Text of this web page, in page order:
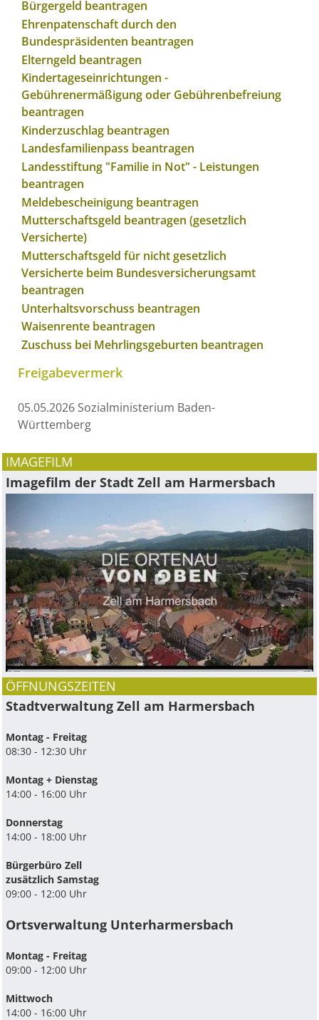
Bürgergeld beantragen
Ehrenpatenschaft durch den
Bundespräsidenten beantragen
Elterngeld beantragen
Kindertageseinrichtungen -
Gebührenermäßigung oder Gebührenbefreiung
beantragen
Kinderzuschlag beantragen
Landesfamilienpass beantragen
Landesstiftung "Familie in Not" - Leistungen
beantragen
Meldebescheinigung beantragen
Mutterschaftsgeld beantragen (gesetzlich
Versicherte)
Mutterschaftsgeld für nicht gesetzlich
Versicherte beim Bundesversicherungsamt
beantragen
Unterhaltsvorschuss beantragen
Waisenrente beantragen
Zuschuss bei Mehrlingsgeburten beantragen
Freigabevermerk
05.05.2026 Sozialministerium Baden-
Württemberg
IMAGEFILM
Imagefilm der Stadt Zell am Harmersbach
ÖFFNUNGSZEITEN
Stadtverwaltung Zell am Harmersbach
Montag - Freitag
08:30 - 12:30 Uhr
Montag + Dienstag
14:00 - 16:00 Uhr
Donnerstag
14:00 - 18:00 Uhr
Bürgerbüro Zell
zusätzlich Samstag
09:00 - 12:00 Uhr
Ortsverwaltung Unterharmersbach
Montag - Freitag
09:00 - 12:00 Uhr
Mittwoch
14:00 - 16:00 Uhr